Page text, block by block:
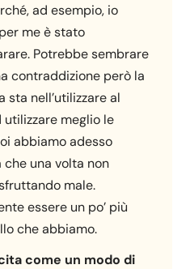
ad esempio, io
me è stato
Potrebbe sembrare
contraddizione però la
nell’utilizzare al
meglio le
abbiamo adesso
una volta non
male.
essere un po’ più
che abbiamo.
come un modo di